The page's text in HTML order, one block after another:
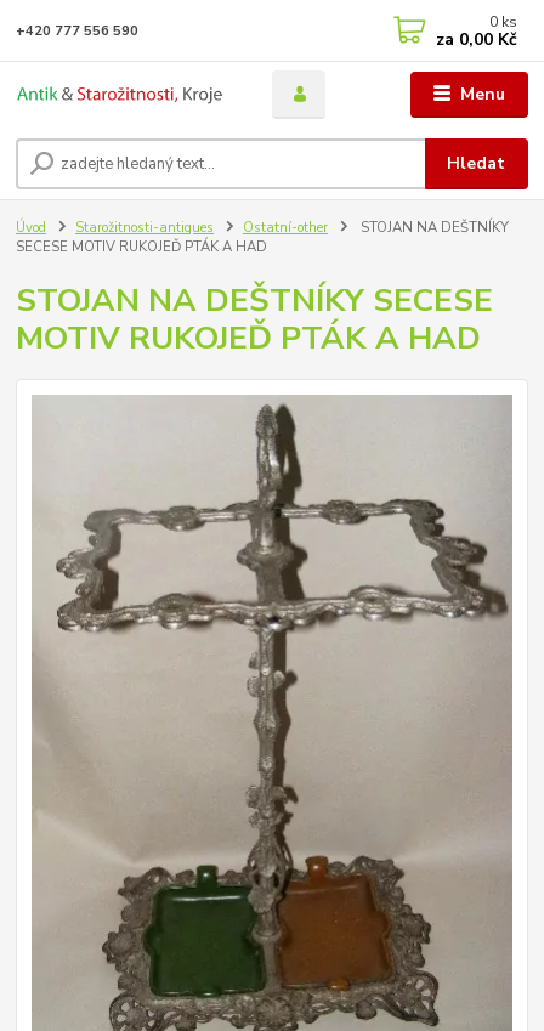
Menu
Hledat
+420 777 556 590 0 ks
za 0,00 Kč
Úvod Starožitnosti-antiques Ostatní-other
STOJAN NA DEŠTNÍKY
SECESE MOTIV RUKOJEĎ PTÁK A HAD
STOJAN NA DEŠTNÍKY SECESE
MOTIV RUKOJEĎ PTÁK A HAD